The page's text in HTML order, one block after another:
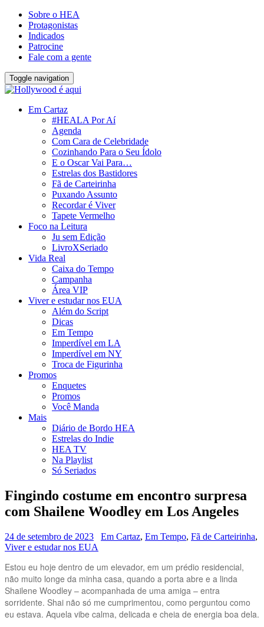
Sobre o HEA
Protagonistas
Indicados
Patrocine
Fale com a gente
Toggle navigation
Em Cartaz
#HEALA Por Aí
Agenda
Com Cara de Celebridade
Cozinhando Para o Seu Ídolo
E o Oscar Vai Para…
Estrelas dos Bastidores
Fã de Carteirinha
Puxando Assunto
Recordar é Viver
Tapete Vermelho
Foco na Leitura
Ju sem Edição
LivroXSeriado
Vida Real
Caixa do Tempo
Campanha
Área VIP
Viver e estudar nos EUA
Além do Script
Dicas
Em Tempo
Imperdível em LA
Imperdível em NY
Troca de Figurinha
Promos
Enquetes
Promos
Você Manda
Mais
Diário de Bordo HEA
Estrelas do Indie
HEA TV
Na Playlist
Só Seriados
Fingindo costume em encontro surpresa
com Shailene Woodley em Los Angeles
24 de setembro de 2023 Em Cartaz, Em Tempo, Fã de Carteirinha,
Viver e estudar nos EUA
Estou eu hoje dentro de um elevador, em um prédio residencial,
não muito longe da minha casa, quando a porta abre e a linda
Shailene Woodley – acompanhada de uma amiga – entra
sorridente. Shai não só me cumprimentou, como perguntou como
eu estava. Aquela vibe calma, delicada e cheia de energia boa dela.